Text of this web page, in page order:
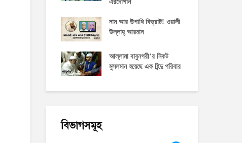
এরদোগান
নাম আর উপাধি বিভ্রাট! ওয়ালী
উল্লাহ্‌ আরমান
আল্লামা বাবুনগরী’র নিকট
মুসলমান হয়েছে এক হিন্দু পরিবার
বিভাগসমূহ